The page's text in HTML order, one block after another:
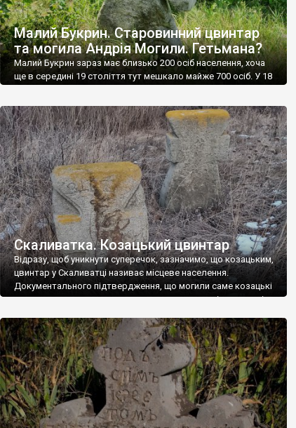
Малий Букрин. Старовинний цвинтар
та могила Андрія Могили. Гетьмана?
Малий Букрин зараз має близько 200 осіб населення, хоча
ще в середині 19 століття тут мешкало майже 700 осіб. У 18
населення в селі дуже сильно зменшилася під час
кровопролитної битви за Букринський плацдарм у вересні
1943 року, та після […]
Скаливатка. Козацький цвинтар
Відразу, щоб уникнути суперечок, зазначимо, що козацьким,
цвинтар у Скаливатці називає місцеве населення.
Документального підтвердження, що могили саме козацькі
– немає, хоча ми можемо припустити, що перші поселенці
Кальниболото (нинішній Катеринопіль) значну частину
населення у 18 столітті становили козаки. Вони мали на Січі
власний курінь, тому […]